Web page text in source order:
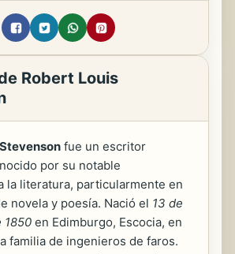
Robert Louis
fue un escritor
por su notable
la literatura, particularmente en
novela y poesía. Nació el 13 de
1850 en Edimburgo, Escocia, en
familia de ingenieros de faros.